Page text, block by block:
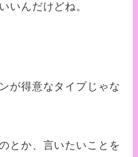
いんだけどね。
が得意なタイプじゃな
とか、言いたいことを